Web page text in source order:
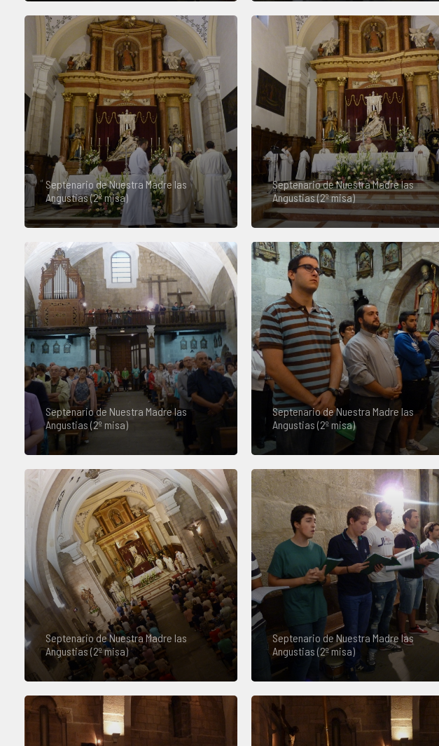
Septenario de Nuestra Madre las
Angustias (2º misa)
Septenario de Nuestra Madre las
Angustias (2º misa)
Septenario de Nuestra Madre las
Angustias (2º misa)
Septenario de Nuestra Madre las
Angustias (2º misa)
Septenario de Nuestra Madre las
Angustias (2º misa)
Septenario de Nuestra Madre las
Angustias (2º misa)